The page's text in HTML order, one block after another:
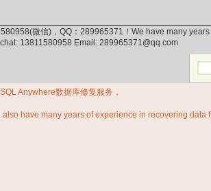
微信)，QQ：289965371！We have many
13811580958 Email: 289965371@qq.com
Anywhere数据库修复服务，
have many years of experience in recovering data